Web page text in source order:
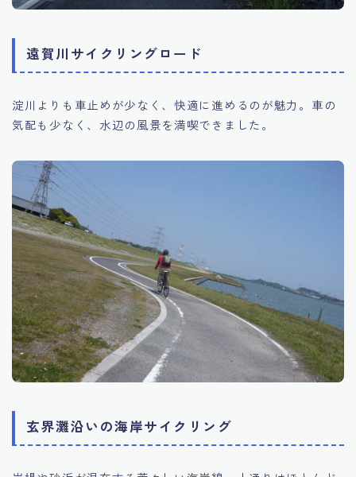
遠賀川サイクリングロード
淀川よりも車止めが少なく、快適に進めるのが魅力。車の
気配も少なく、水辺の風景を満喫できました。
玄界灘沿いの海岸サイクリング